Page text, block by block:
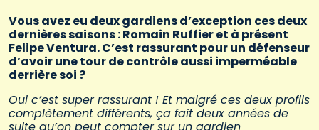
Vous avez eu deux gardiens d’exception ces deux
dernières saisons : Romain Ruffier et à présent
Felipe Ventura. C’est rassurant pour un défenseur
d’avoir une tour de contrôle aussi imperméable
derrière soi ?
Oui c’est super rassurant ! Et malgré ces deux profils
complètement différents, ça fait deux années de